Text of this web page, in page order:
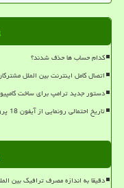
کدام حساب ها حذف شدند؟
اتصال کامل اینترنت بین الملل
دستور جدید ترامپ برای ساخت کامپیوتر
تاریخ احتمالی رونمایی از آیفون 18 پرو و اولترا برملا شد
دقیقا به اندازه مصرف ترافیک بین